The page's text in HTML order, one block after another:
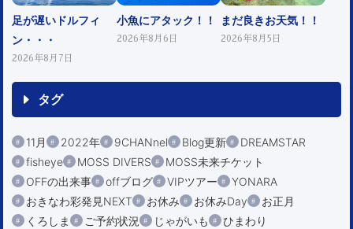
足が遅いドルフィ
ン・・・
2026年8月7日
小魚にアタック！！
2026年8月6日
まだ良きお天気！！
2026年8月5日
タグ
11月 2022年 9CHANnel Blog更新
DREAMSTAR
fisheye
MOSS DIVERS
MOSS未来チケット
OFFの出来事
offブログ VIPツアー
YONARA
おきなわ彩発見NEXT
お休み お休みDay
お正月
くろしま
ご予約状況 じゃがいも
ひまわり